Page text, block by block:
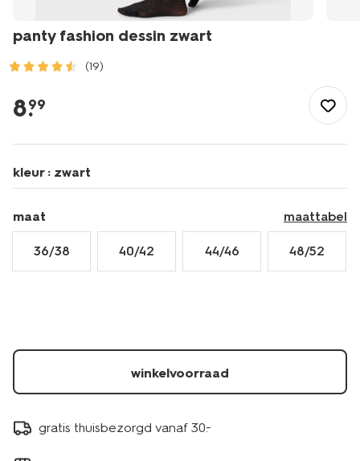
panty fashion dessin zwart
(19)
met-
print/panty-
dessin-
zwart-
4042510BLACK.html
8.
99
kleur : zwart
maat maattabel
36/38 40/42 44/46 48/52
winkelvoorraad
gratis thuisbezorgd vanaf 30.-